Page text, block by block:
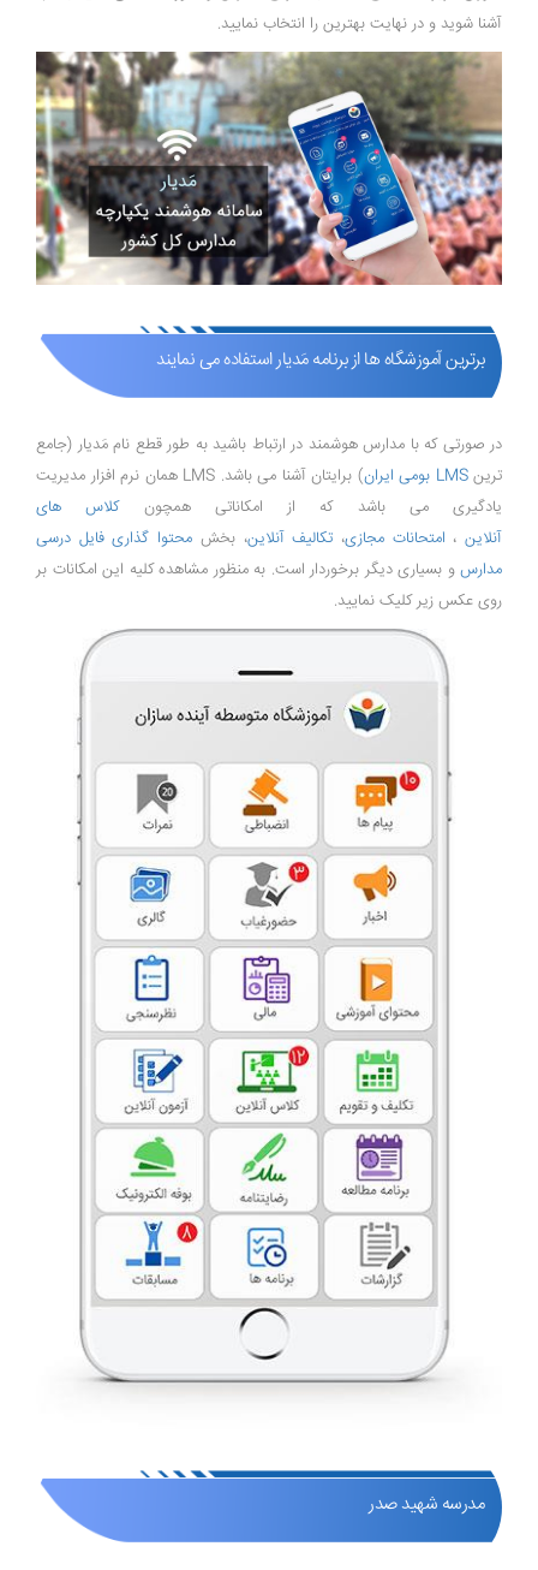
آشنا شوید و در نهایت بهترین را انتخاب نمایید.
برترین آموزشگاه ها از برنامه مَدیار استفاده می نمایند
در صورتی که با مدارس هوشمند در ارتباط باشید به طور قطع نام مَدیار (جامع
ترینLMS بومی ایران
) برایتان آشنا می باشد. LMS همان نرم افزار مدیریت
یادگیری می باشد که از امکاناتی همچونکلاس های
آنلاین، امتحانات مجازی، تکالیف آنلاین، بخش محتوا گذاری فایل درسی
مدارس و بسیاری دیگر برخوردار است. به منظور مشاهده کلیه این امکانات بر
روی عکس زیر کلیک نمایید.
مدرسه شهید صدر